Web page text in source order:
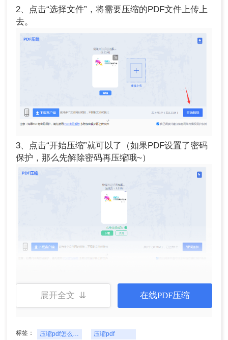
2、点击“选择文件”，将需要压缩的PDF文件上传上
去。
3、点击“开始压缩”就可以了（如果PDF设置了密码
保护，那么先解除密码再压缩哦~）
二、使用专业的PDF压缩工具
使用专业的PDF压缩工具是压缩PDF文件并保持清
晰度的最佳方法之一。这些工具通常采用先进的压
同时保持其质量和清晰度。下面以转转大师PDF转
展开全文 ⇊ 在线PDF压缩
标签： 压缩pdf怎么压缩又小又清晰 压缩pdf